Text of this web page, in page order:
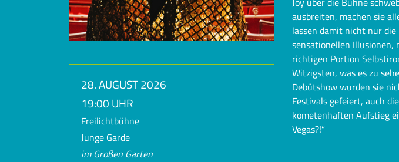
28. AUGUST 2026
19:00 UHR
Freilichtbühne
Junge Garde
im Großen Garten
ausbreiten, machen sie
lassen damit nicht nur
sensationellen
richtigen Portion
Witzigsten, was es zu
Debütshow wurden sie
Festivals gefeiert, auch
kometenhaften Aufstieg
Vegas?!“